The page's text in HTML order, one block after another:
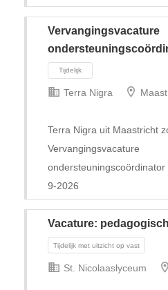
Vervangingsvacature
Terra Nigra
Terra Nigra uit Maastricht
Vervangingsvacature
9-2026
Vacature:
St. Nicolaaslyceum